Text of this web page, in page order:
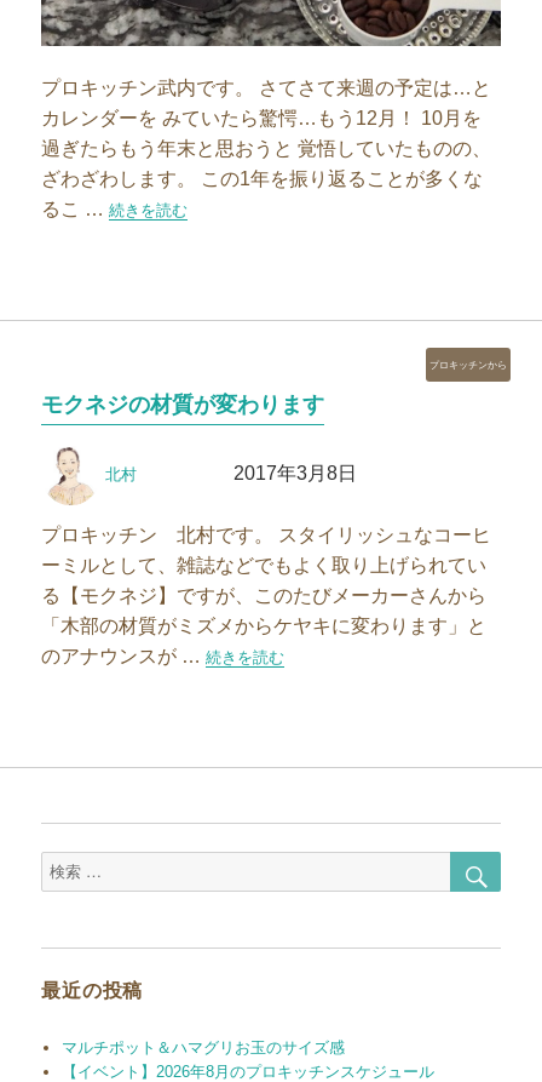
プロキッチン武内です。 さてさて来週の予定は…と
カレンダーを みていたら驚愕…もう12月！ 10月を
過ぎたらもう年末と思おうと 覚悟していたものの、
ざわざわします。 この1年を振り返ることが多くな
るこ …“【スタッフブログ】買ってよかったコーヒーミル”の
続きを読む
モクネジの材質が変わります
稿
北村 2017年3月8日
カ
テ
プロキッチンから
プロキッチン 北村です。 スタイリッシュなコーヒ
ーミルとして、雑誌などでもよく取り上げられてい
る【モクネジ】ですが、このたびメーカーさんから
「木部の材質がミズメからケヤキに変わります」と
のアナウンスが …“モクネジの材質が変わります”の
続きを読む
検
索
索
最近の投稿
マルチポット＆ハマグリお玉のサイズ感
【イベント】2026年8月のプロキッチンスケジュール